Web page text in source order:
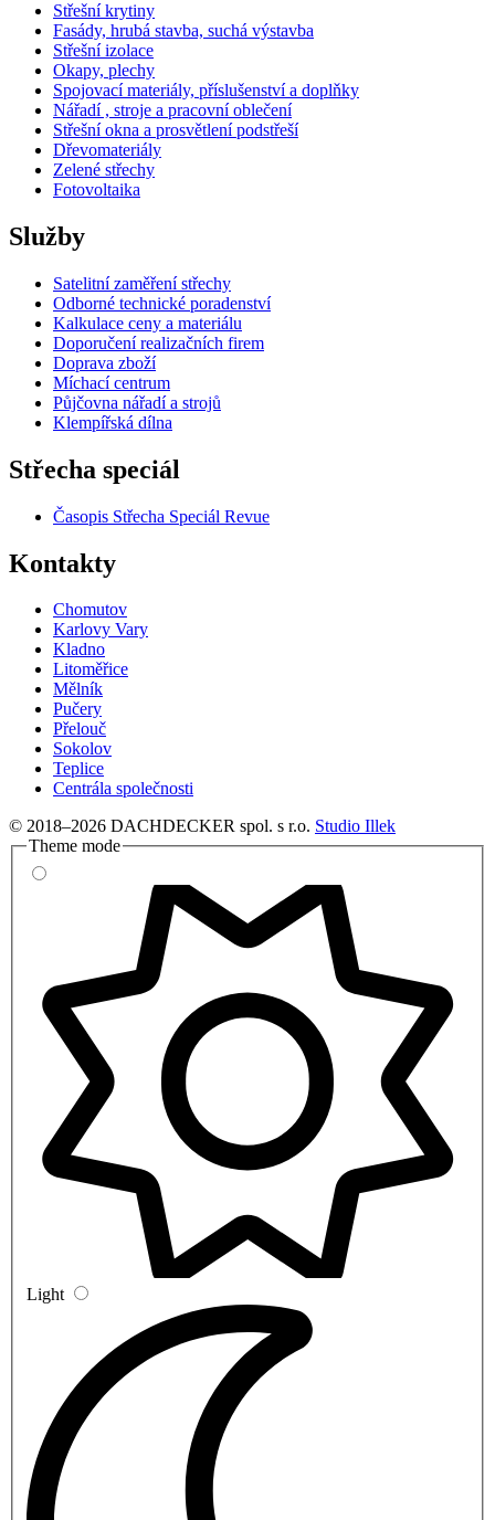
Střešní krytiny
Fasády, hrubá stavba, suchá výstavba
Střešní izolace
Okapy, plechy
Spojovací materiály, příslušenství a doplňky
Nářadí , stroje a pracovní oblečení
Střešní okna a prosvětlení podstřeší
Dřevomateriály
Zelené střechy
Fotovoltaika
Služby
Satelitní zaměření střechy
Odborné technické poradenství
Kalkulace ceny a materiálu
Doporučení realizačních firem
Doprava zboží
Míchací centrum
Půjčovna nářadí a strojů
Klempířská dílna
Střecha speciál
Časopis Střecha Speciál Revue
Kontakty
Chomutov
Karlovy Vary
Kladno
Litoměřice
Mělník
Pučery
Přelouč
Sokolov
Teplice
Centrála společnosti
© 2018–2026 DACHDECKER spol. s r.o. Studio Illek
Theme mode
Light